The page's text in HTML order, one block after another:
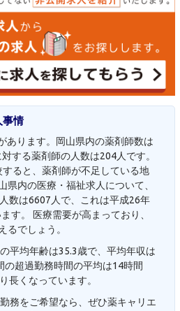
事情
あります。岡山県内の薬剤師数は
する薬剤師の人数は204人です。
ると、薬剤師が不足している地
県内の医療・福祉求人について、
数は6607人で、これは平成26年
す。 医療需要が高まっており、
るでしょう。
平均年齢は35.3歳で、平均年収は
の超過勤務時間の平均は14時間
長くなっています。
務をご希望なら、ぜひ薬キャリエ